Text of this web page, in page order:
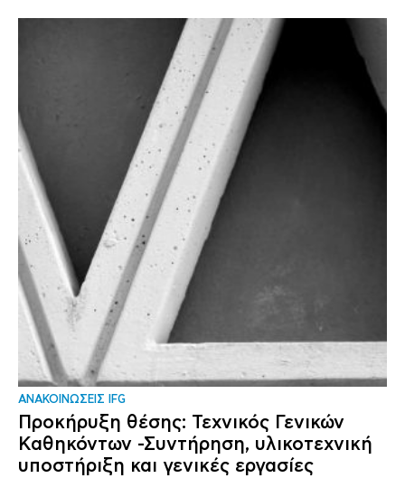
ΑΝΑΚΟΙΝΩΣΕΙΣ IFG
Προκήρυξη θέσης: Τεχνικός Γενικών
Καθηκόντων -Συντήρηση, υλικοτεχνική
υποστήριξη και γενικές εργασίες